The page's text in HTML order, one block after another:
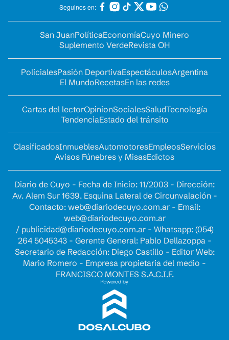
Seguinos en:
San JuanPolíticaEconomíaCuyo Minero
Suplemento VerdeRevista OH
PolicialesPasión DeportivaEspectáculosArgentina
El MundoRecetasEn las redes
Cartas del lectorOpinionSocialesSaludTecnología
TendenciaEstado del tránsito
ClasificadosInmueblesAutomotoresEmpleosServicios
Avisos Fúnebres y MisasEdictos
Diario de Cuyo - Fecha de Inicio: 11/2003 - Dirección:
Av. Alem Sur 1639. Esquina Lateral de Circunvalación -
Contacto: web@diariodecuyo.com.ar- Email:
web@diariodecuyo.com.ar
/ publicidad@diariodecuyo.com.ar- Whatsapp: (054)
264 5045343 - Gerente General: Pablo Dellazoppa -
Secretario de Redacción: Diego Castillo - Editor Web:
Mario Romero - Empresa propietaria del medio -
FRANCISCO MONTES S.A.C.I.F.